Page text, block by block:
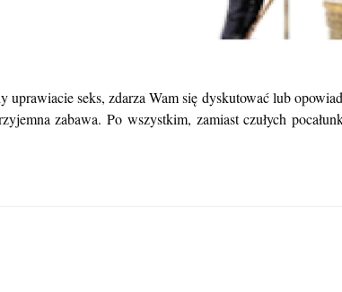
seks, zdarza Wam się dyskutować lub
zabawa. Po wszystkim, zamiast czułych